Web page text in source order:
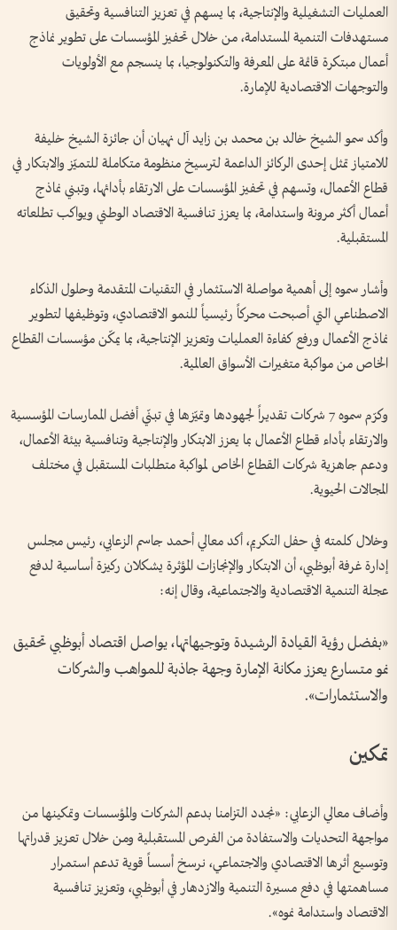
العمليات التشغيلية والإنتاجية، بما يسهم في تعزيز التنافسية وتحقيق
مستهدفات التنمية المستدامة، من خلال تحفيز المؤسسات على تطوير نماذج
أعمال مبتكرة قائمة على المعرفة والتكنولوجيا، بما ينسجم مع الأولويات
والتوجهات الاقتصادية للإمارة.
وأكد سمو الشيخ خالد بن محمد بن زايد آل نهيان أن جائزة الشيخ خليفة
للامتياز تمثل إحدى الركائز الداعمة لترسيخ منظومة متكاملة للتميّز والابتكار في
قطاع الأعمال، وتسهم في تحفيز المؤسسات على الارتقاء بأدائها، وتبني نماذج
أعمال أكثر مرونة واستدامة، بما يعزز تنافسية الاقتصاد الوطني ويواكب تطلعاته
المستقبلية.
وأشار سموه إلى أهمية مواصلة الاستثمار في التقنيات المتقدمة وحلول الذكاء
الاصطناعي التي أصبحت محركاً رئيسياً للنمو الاقتصادي، وتوظيفها لتطوير
نماذج الأعمال ورفع كفاءة العمليات وتعزيز الإنتاجية، بما يمكّن مؤسسات القطاع
الخاص من مواكبة متغيرات الأسواق العالمية.
وكرّم سموه 7 شركات تقديراً لجهودها وتميّزها في تبنّي أفضل الممارسات المؤسسية
والارتقاء بأداء قطاع الأعمال بما يعزز الابتكار والإنتاجية وتنافسية بيئة الأعمال،
ودعم جاهزية شركات القطاع الخاص لمواكبة متطلبات المستقبل في مختلف
المجالات الحيوية.
وخلال كلمته في حفل التكريم، أكد معالي أحمد جاسم الزعابي، رئيس مجلس
إدارة غرفة أبوظبي، أن الابتكار والإنجازات المؤثرة يشكلان ركيزة أساسية لدفع
عجلة التنمية الاقتصادية والاجتماعية، وقال إنه:
«بفضل رؤية القيادة الرشيدة وتوجيهاتها، يواصل اقتصاد أبوظبي تحقيق
نمو متسارع يعزز مكانة الإمارة وجهة جاذبة للمواهب والشركات
والاستثمارات».
تمكين
وأضاف معالي الزعابي: «نجدد التزامنا بدعم الشركات والمؤسسات وتمكينها من
مواجهة التحديات والاستفادة من الفرص المستقبلية ومن خلال تعزيز قدراتها
وتوسيع أثرها الاقتصادي والاجتماعي، نرسخ أسساً قوية تدعم استمرار
مساهمتها في دفع مسيرة التنمية والازدهار في أبوظبي، وتعزيز تنافسية
الاقتصاد واستدامة نموه».